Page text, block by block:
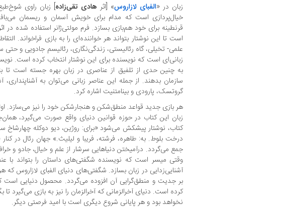
زبان در «الفبای لازاروس» [اثر هادی تقی‌زاده] زبان راوی
خیال‌پردازی است که مدام برای خویش آسمان و ریسمان
قرنطینه برای خود هم‌بازی بسازد. فرم مولتی‌ژانر استفاده شده در
است تا این نوشتار بتواند هر خواننده‌ای را به بازی فراخواند.
علمی- تخیلی، گاه رئالیستی، زندگی‌نگاری، رئالیسم جادویی و حتی
زبانی‌ای است که نویسنده برای این نوشتار انتخاب کرده است.
به چنین حدی از تلفیق از عناصری در زبان بهره جسته است تا
سازمان بدهند. از جمله این عناصر زبانی می‌توان به آشناپنداری،
گروتسک، پارودی و بینامتنیت اشاره کرد.
هر بازی جدید قواعد منطق‌شکن و هنجارشکن خود را نیز می‌سازد.
زبان این کتاب در حوزه قوانین دنیای واقع صورت می‌گیرد،
کتاب، نوشتار پیشکش می‌شود «برای: روژین، دیو دوکله چهارشاخ
درخت بلوط. به: طاهره، فرشته، فریبا و لیلیث.» جهان رئال در
جمع می‌گردد. درآمیختن دنیاهایی سرشار از علم و خیال، جادو و
وقتی میسر است که نویسنده شگفتی‌های داستان را بتواند با
آشنایی‌زدایی در زبان بسازد. شگفتی‌های دنیای الفبای لازاروس
بر جدیت و منطق‌گرایی آن افزوده می‌گردد. محصول دنیایی است
کرده است. دنیای آخرالزمانی که آخرالزمان را نیز به بازی می‌گیرد تا
نخواهد بود و هر پایانی شروع دیگری است با امید فرصتی دیگر.